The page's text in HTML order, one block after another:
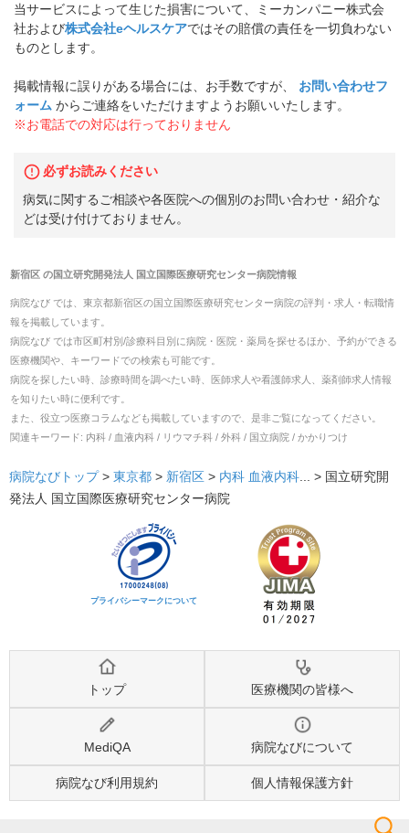
当サービスによって生じた損害について、ミーカンパニー株式会
社および株式会社eヘルスケアではその賠償の責任を一切負わない
ものとします。
掲載情報に誤りがある場合には、お手数ですが、
お問い合わせフ
ォーム からご連絡をいただけますようお願いいたします。
※お電話での対応は行っておりません
必ずお読みください
病気に関するご相談や各医院への個別のお問い合わせ・紹介な
どは受け付けておりません。
新宿区の国立研究開発法人 国立国際医療研究センター病院情報
病院なび では、 東京都新宿区の国立国際医療研究センター病院の評判・求人・転職情
報を掲載しています。
病院なび では市区町村別/診療科目別に病院・医院・薬局を探せるほか、予約ができる
医療機関や、キーワードでの検索も可能です。
病院を探したい時、診療時間を調べたい時、医師求人や看護師求人、薬剤師求人情報
を知りたい時に便利です。
また、役立つ医療コラムなども掲載していますので、是非ご覧になってください。
関連キーワード: 内科 / 血液内科 / リウマチ科 / 外科 / 国立病院 / かかりつけ
病院なびトップ > 東京都 > 新宿区 > 内科 血液内科... > 国立研究開
発法人 国立国際医療研究センター病院
プライバシーマークについて
トップ 医療機関の皆様へ
MediQA 病院なびについて
病院なび利用規約 個人情報保護方針